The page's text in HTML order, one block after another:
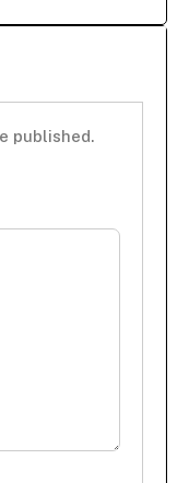
published.